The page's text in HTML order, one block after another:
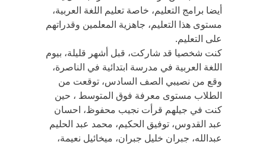
أيضا برامج التعليم، خاصة تعليم اللغة العربية،
مستوى هذا التعليم، جاهزية المعلمين وقدراتهم
على التعليم.
كنت شخصيا قد شاركت، قبل أشهر قليلة، بيوم
اللغة العربية في مدرسة ابتدائية في الناصرة،
وقع من نصيبي الصف السادس، توقعت من
الطلاب مستوى معرفة فوق المتوسط ، حين
كنت في جيلهم قرأت نجيب محفوظ، احسان
عبد القدوس، توفيق الحكيم، محمد عبد الحليم
عبدالله، جبران خليل جبران، ميخائيل نعيمة،